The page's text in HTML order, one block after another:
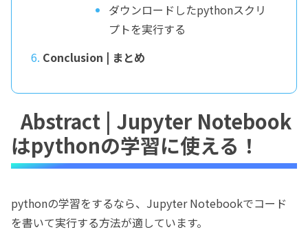
ダウンロードしたpythonスクリ
プトを実行する
Conclusion | まとめ
Abstract | Jupyter Notebook
はpythonの学習に使える！
pythonの学習をするなら、Jupyter Notebookでコード
を書いて実行する方法が適しています。